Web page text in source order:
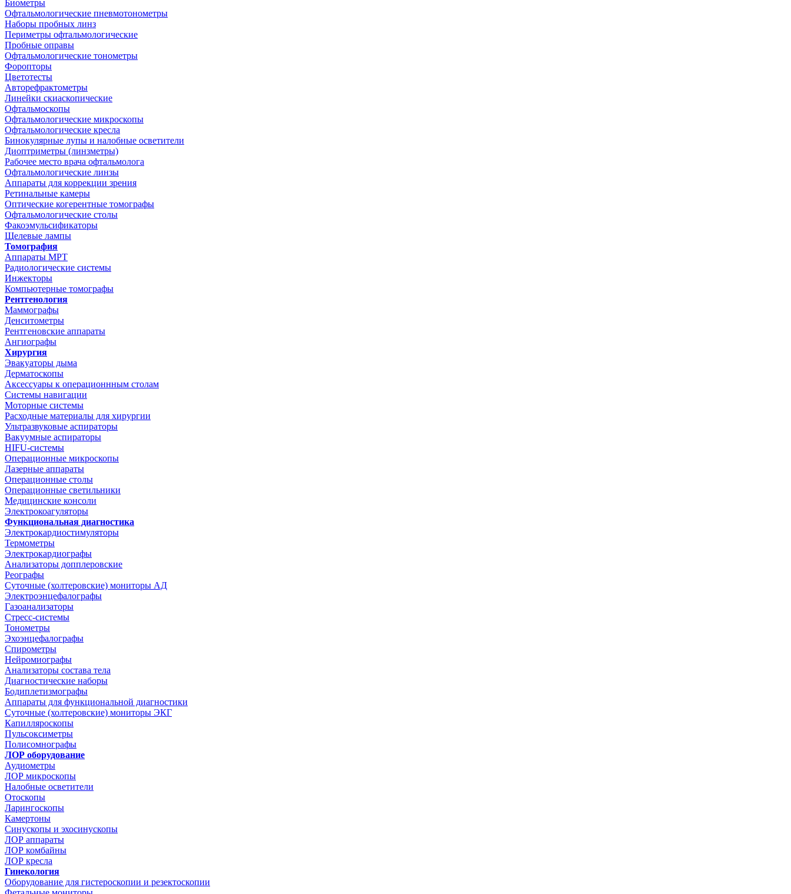
Биометры
Офтальмологические пневмотонометры
Наборы пробных линз
Периметры офтальмологические
Пробные оправы
Офтальмологические тонометры
Форопторы
Цветотесты
Авторефрактометры
Линейки скиаскопические
Офтальмоскопы
Офтальмологические микроскопы
Офтальмологические кресла
Бинокулярные лупы и налобные осветители
Диоптриметры (линзметры)
Рабочее место врача офтальмолога
Офтальмологические линзы
Аппараты для коррекции зрения
Ретинальные камеры
Оптические когерентные томографы
Офтальмологические столы
Факоэмульсификаторы
Щелевые лампы
Томография
Аппараты МРТ
Радиологические системы
Инжекторы
Компьютерные томографы
Рентгенология
Маммографы
Денситометры
Рентгеновские аппараты
Ангиографы
Хирургия
Эвакуаторы дыма
Дерматоскопы
Аксессуары к операционнным столам
Системы навигации
Моторные системы
Расходные материалы для хирургии
Ультразвуковые аспираторы
Вакуумные аспираторы
HIFU-системы
Операционные микроскопы
Лазерные аппараты
Операционные столы
Операционные светильники
Медицинские консоли
Электрокоагуляторы
Функциональная диагностика
Электрокардиостимуляторы
Термометры
Электрокардиографы
Анализаторы допплеровские
Реографы
Суточные (холтеровские) мониторы АД
Электроэнцефалографы
Газоанализаторы
Стресс-системы
Тонометры
Эхоэнцефалографы
Спирометры
Нейромиографы
Анализаторы состава тела
Диагностические наборы
Бодиплетизмографы
Аппараты для функциональной диагностики
Суточные (холтеровские) мониторы ЭКГ
Капилляроскопы
Пульсоксиметры
Полисомнографы
ЛОР оборудование
Аудиометры
ЛОР микроскопы
Налобные осветители
Отоскопы
Ларингоскопы
Камертоны
Синускопы и эхосинускопы
ЛОР аппараты
ЛОР комбайны
ЛОР кресла
Гинекология
Оборудование для гистероскопии и резектоскопии